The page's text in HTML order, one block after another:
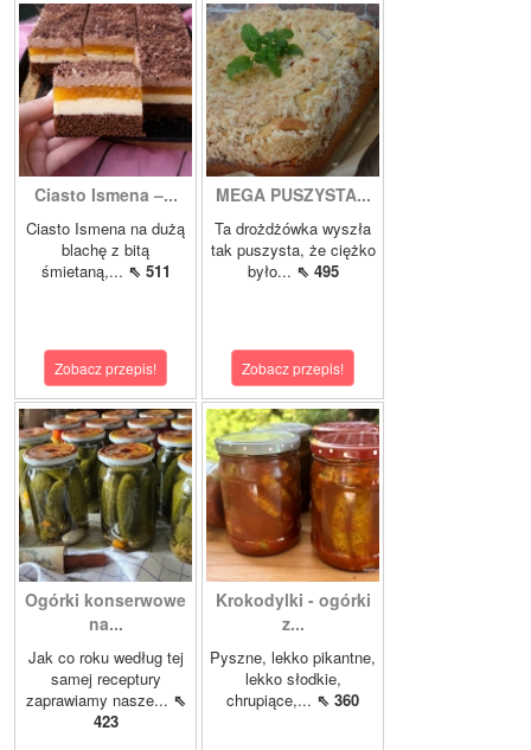
Ciasto Ismena –...
Ciasto Ismena na dużą
blachę z bitą
śmietaną,... ⇖ 511
Zobacz przepis!
MEGA PUSZYSTA...
Ta drożdżówka wyszła
tak puszysta, że ciężko
było... ⇖ 495
Zobacz przepis!
Ogórki konserwowe
na...
Jak co roku według tej
samej receptury
zaprawiamy nasze... ⇖
423
Krokodylki - ogórki
z...
Pyszne, lekko pikantne,
lekko słodkie,
chrupiące,... ⇖ 360